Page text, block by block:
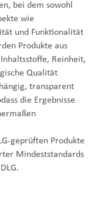
bei dem sowohl
wie
und Funktionalität
Produkte aus
Reinheit,
Qualität
transparent
die Ergebnisse
geprüften Produkte
Mindeststandards